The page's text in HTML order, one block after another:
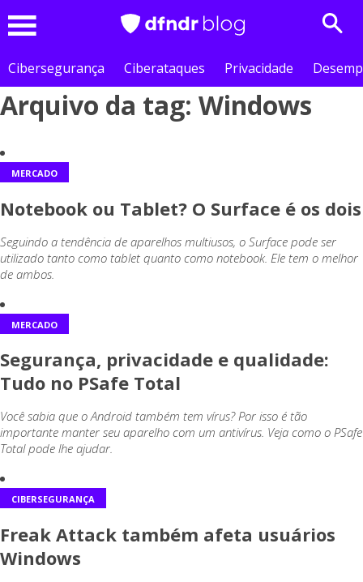
Cibersegurança
Ciberataques Privacidade
Arquivo da tag: Windows
MERCADO
Notebook ou Tablet? O Surface é os dois
Seguindo a tendência de aparelhos multiusos, o Surface pode ser
utilizado tanto como tablet quanto como notebook. Ele tem o melhor
de ambos.
MERCADO
Segurança, privacidade e qualidade:
Tudo no PSafe Total
Você sabia que o Android também tem vírus? Por isso é tão
importante manter seu aparelho com um antivírus. Veja como o PSafe
Total pode lhe ajudar.
CIBERSEGURANÇA
Freak Attack também afeta usuários
Windows